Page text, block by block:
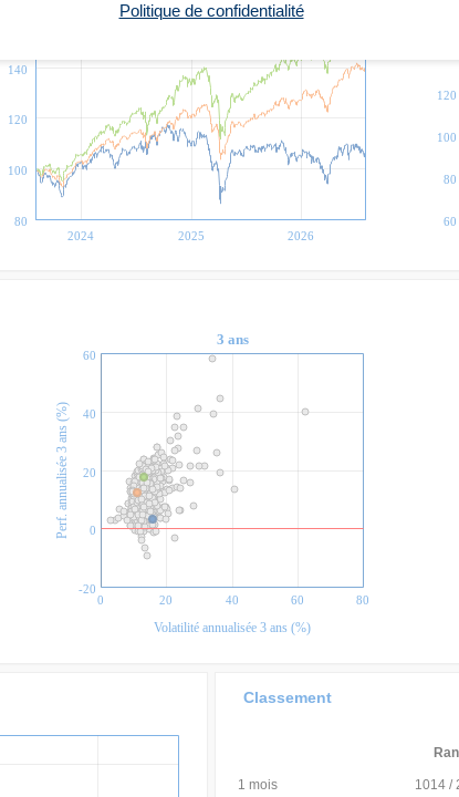
2024 2025 2026
80
100
120
140
60
80
100
120
3 ans
-20
0
20
40
60
Perf. annualisée 3 ans (%)
0 20 40 60 80
Volatilité annualisée 3 ans (%)
Classement
1 mois 1014 /
Politique de confidentialité